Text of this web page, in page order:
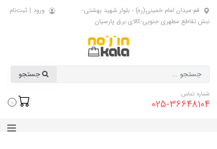
قم-میدان امام خمینی(ره) - بلوار شهید بهشتی-
نبش تقاطع مطهری جنوبی-کالای برق پارسیان
ورود | ثبت‌نام
شماره تماس:
025-36648104
0